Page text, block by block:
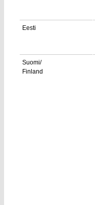
Eesti
Suomi/
Finland